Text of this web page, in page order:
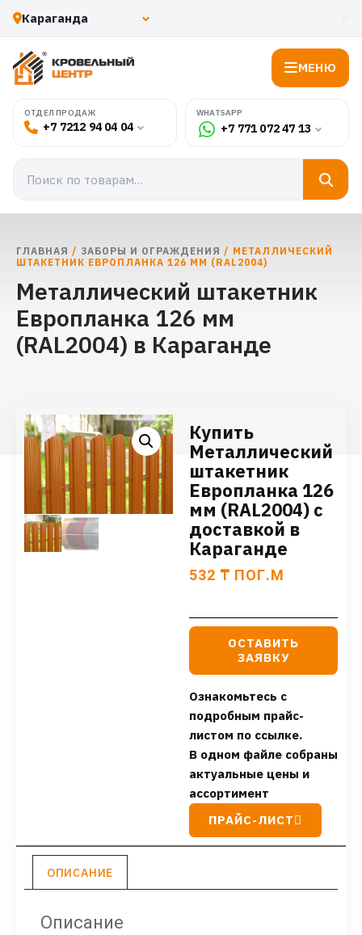
МЕНЮ
ОТДЕЛ ПРОДАЖ
+7 7212 94 04 04
WHATSAPP
+7 771 072 47 13
ГЛАВНАЯ / ЗАБОРЫ И ОГРАЖДЕНИЯ / МЕТАЛЛИЧЕСКИЙ
ШТАКЕТНИК ЕВРОПЛАНКА 126 ММ (RAL2004)
Металлический штакетник
Европланка 126 мм
(RAL2004) в Караганде
Купить
Металлический
штакетник
Европланка 126
мм (RAL2004) с
доставкой в
Караганде
532 ₸ ПОГ.М
ОСТАВИТЬ
ЗАЯВКУ
Ознакомьтесь с
подробным прайс-
листом по ссылке.
В одном файле собраны
актуальные цены и
ассортимент
ПРАЙС-ЛИСТ
ОПИСАНИЕ
Описание